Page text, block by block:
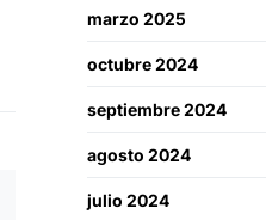
marzo 2025
octubre 2024
septiembre 2024
agosto 2024
julio 2024